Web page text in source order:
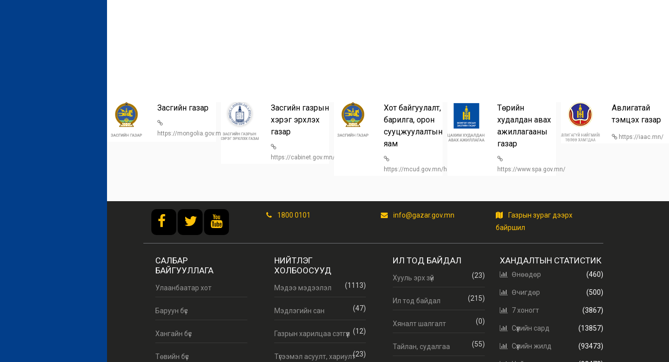
Засгийн газар
https://mongolia.gov.mn/
Засгийн газрын
хэрэг эрхлэх
газар
https://cabinet.gov.mn/
Хот байгуулалт,
барилга, орон
сууцжуулалтын
яам
https://mcud.gov.mn/home
Төрийн
худалдан авах
ажиллагааны
газар
https://www.spa.gov.mn/
Авлигатай
тэмцэх газар
https://iaac.mn/
1800 0101 info@gazar.gov.mn
Газрын зураг дээрх
байршил
САЛБАР
БАЙГУУЛЛАГА
Улаанбаатар хот
Баруун бүс
Хангайн бүс
Төвийн бүс
НИЙТЛЭГ
ХОЛБООСУУД
Мэдээ мэдээлэл (1113)
Мэдлэгийн сан (47)
Газрын харилцаа сэтгүүл (12)
Түгээмэл асуулт, хариулт(23)
ИЛ ТОД БАЙДАЛ
Хууль эрх зүй (23)
Ил тод байдал (215)
Хяналт шалгалт (0)
Тайлан, судалгаа (55)
ХАНДАЛТЫН СТАТИСТИК
Өнөөдөр (460)
Өчигдөр (500)
7 хоногт (3867)
Сүүлийн сард (13857)
Сүүлийн жилд (93473)